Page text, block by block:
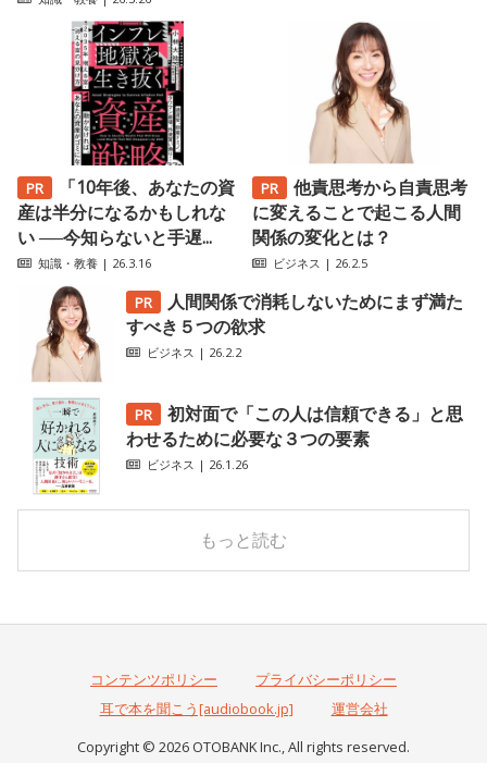
「10年後、あなたの資
産は半分になるかもしれな
い ──今知らないと手遅...
知識・教養 | 26.3.16
他責思考から自責思考
に変えることで起こる人間
関係の変化とは？
ビジネス | 26.2.5
人間関係で消耗しないためにまず満た
すべき５つの欲求
ビジネス | 26.2.2
初対面で「この人は信頼できる」と思
わせるために必要な３つの要素
ビジネス | 26.1.26
もっと読む
コンテンツポリシー
プライバシーポリシー
耳で本を聞こう[audiobook.jp]
運営会社
Copyright © 2026 OTOBANK Inc., All rights reserved.